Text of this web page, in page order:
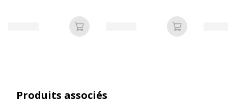
9 mm
Ajouter au panier Ajouter au
Produits associés